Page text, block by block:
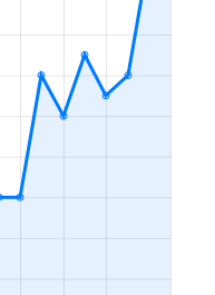
北18条
北18条
北18条
北18条